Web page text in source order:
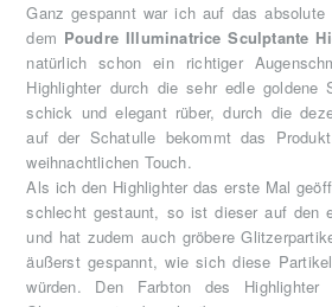
Ganz gespannt war ich auf das absolute
dem Poudre Illuminatrice Sculptante
natürlich schon ein richtiger
Highlighter durch die sehr edle goldene
schick und elegant rüber, durch die
auf der Schatulle bekommt das
weihnachtlichen Touch.
Als ich den Highlighter das erste Mal
schlecht gestaunt, so ist dieser auf den
und hat zudem auch gröbere
äußerst gespannt, wie sich diese
würden. Den Farbton des